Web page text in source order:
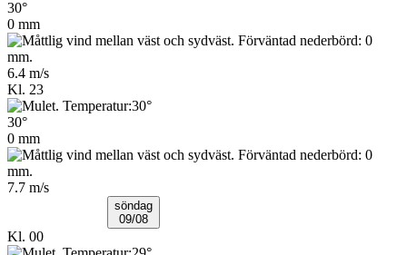
30°
0 mm
6.4 m/s
Kl. 23
30°
0 mm
7.7 m/s
söndag
09/08
Kl. 00